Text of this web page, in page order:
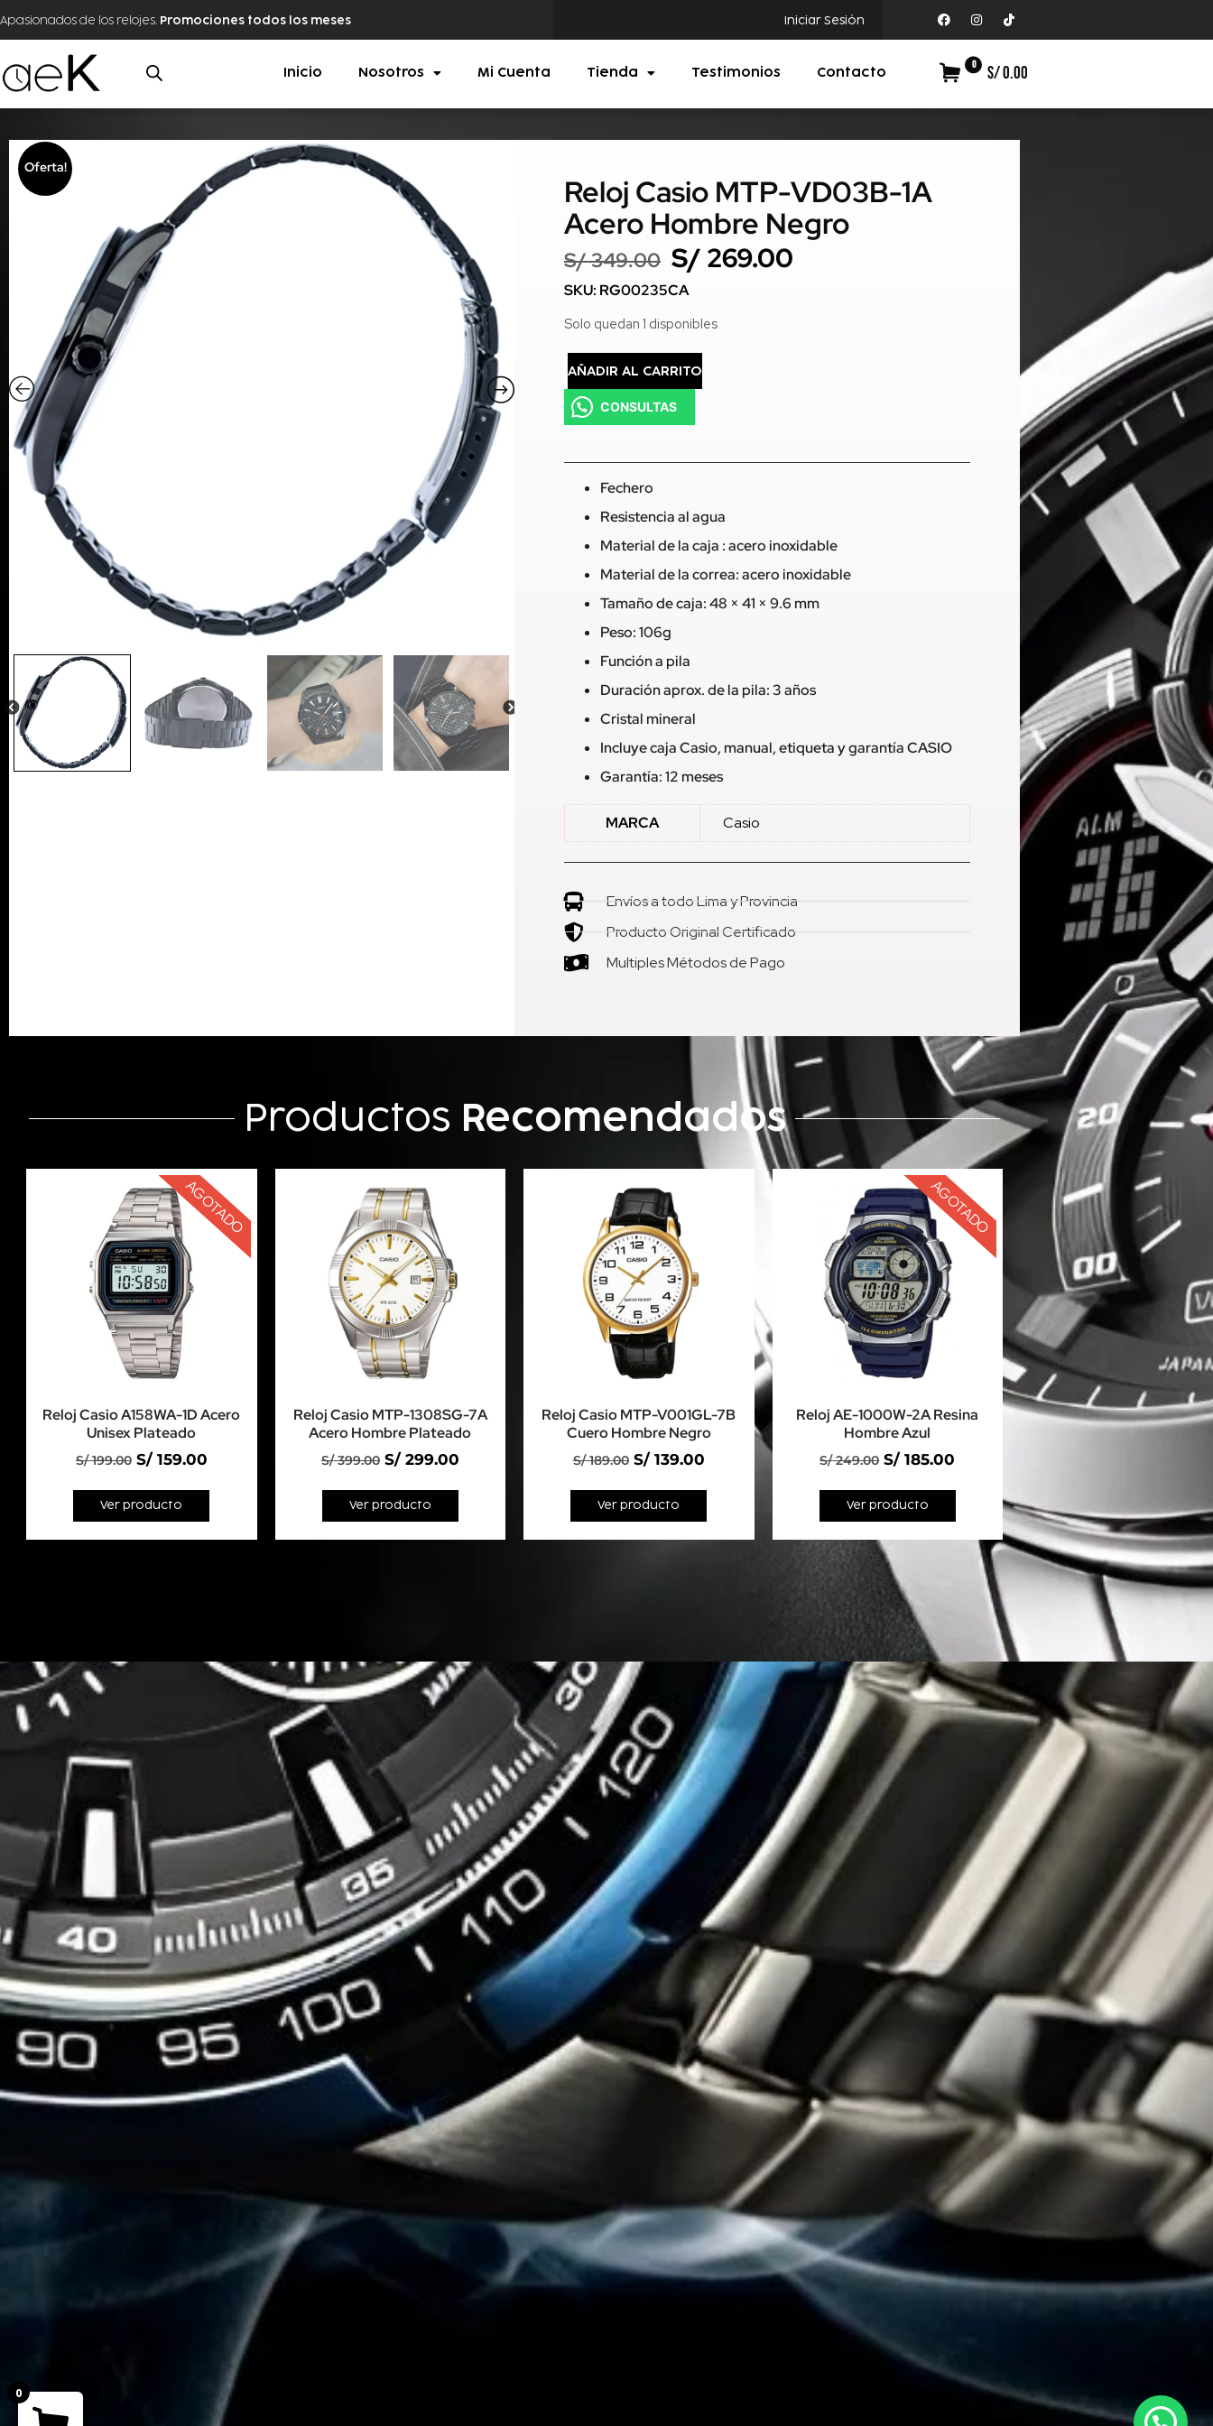
Apasionados de los relojes. Promociones todos los meses Iniciar Sesión
Inicio Nosotros Mi Cuenta Tienda Testimonios Contacto
0 S/ 0.00
Oferta!
Reloj Casio MTP-VD03B-1A
Acero Hombre Negro
S/349.00 S/ 269.00
SKU: RG00235CA
Solo quedan 1 disponibles
AÑADIR AL CARRITO
CONSULTAS
Fechero
Resistencia al agua
Material de la caja : acero inoxidable
Material de la correa: acero inoxidable
Tamaño de caja: 48 × 41 × 9.6 mm
Peso: 106g
Función a pila
Duración aprox. de la pila: 3 años
Cristal mineral
Incluye caja Casio, manual, etiqueta y garantía CASIO
Garantía: 12 meses
MARCA Casio
Envíos a todo Lima y Provincia
Producto Original Certificado
Multiples Métodos de Pago
Productos Recomendados
AGOTADO
Reloj Casio A158WA-1D Acero
Unisex Plateado
S/199.00 S/159.00
Ver producto
Reloj Casio MTP-1308SG-7A
Acero Hombre Plateado
S/399.00 S/299.00
Ver producto
Reloj Casio MTP-V001GL-7B
Cuero Hombre Negro
S/189.00 S/139.00
Ver producto
AGOTADO
Reloj AE-1000W-2A Resina
Hombre Azul
S/249.00 S/ 185.00
Ver producto
0
Estamos en línea para ayudarte